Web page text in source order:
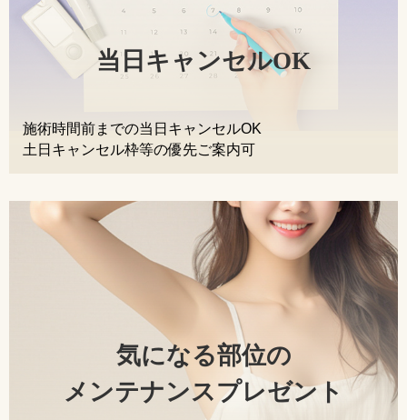
当日キャンセルOK
施術時間前までの当日キャンセルOK
土日キャンセル枠等の優先ご案内可
気になる部位の
メンテナンスプレゼント